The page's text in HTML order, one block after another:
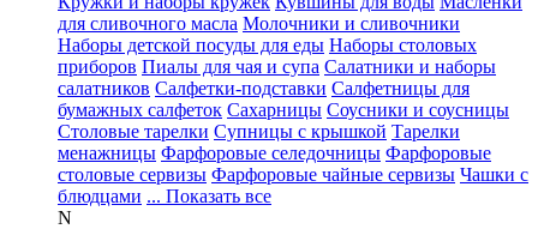
для сливочного масла Молочники и сливочники
Наборы детской посуды для еды Наборы столовых
приборов Пиалы для чая и супа Салатники и наборы
салатников Салфетки-подставки Салфетницы для
бумажных салфеток Сахарницы Соусники и соусницы
Столовые тарелки Супницы с крышкой Тарелки
менажницы Фарфоровые селедочницы Фарфоровые
столовые сервизы Фарфоровые чайные сервизы Чашки с
блюдцами ... Показать все
N